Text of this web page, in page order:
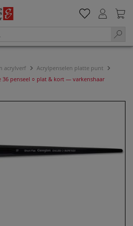
acrylverf
Acrylpenselen platte punt
36 penseel ○ plat & kort — varkenshaar